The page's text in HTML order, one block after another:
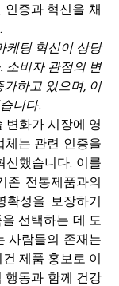
인증과 혁신을 채
케팅 혁신이 상당
소비자 관점의 변
하고 있으며, 이
니다.
변화가 시장에 영
체는 관련 인증을
했습니다. 이를
존 전통제품과의
확성을 보장하기
선택하는 데 도
사람들의 존재는
제품 홍보로 이
행동과 함께 건강